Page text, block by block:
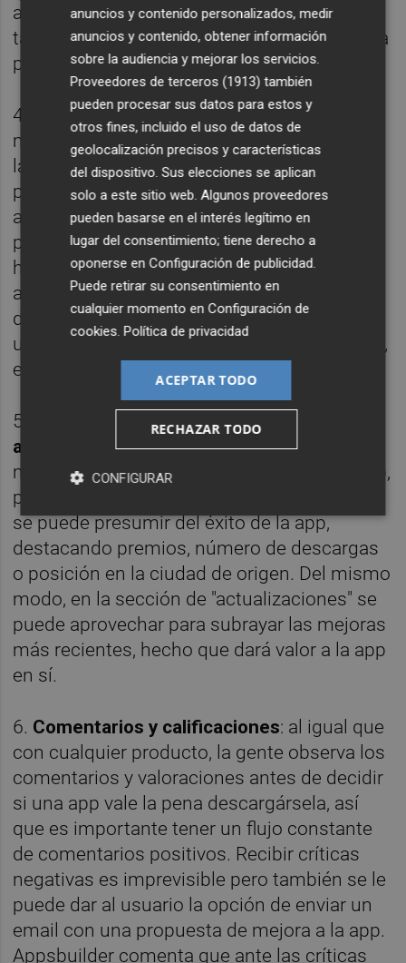
app va a publicarse en varios mercados,
también habrá que usar capturas de pantalla
para asegurar mejores resultados.
4. App previews y propuesta de venta
mismo modo que las capturas de pantalla,
las vistas previas de la app mediante video
presentan su contenido, en este caso, en
acción, y tienen que centrarse en la
propuesta de venta y objetivo de la
herramienta, lo que ayudará a atraer la
atención del usuario y convencerlo para la
descarga. Appsbuilder recomienda no hacer
uso de la voz en off si no es 100% necesario,
en el momento de dirigirse a otros países
5.
Aprovechar las descripciones y
actualizaciones: la descripción resume la
marca y desvela las características de la app,
pero, ¿por qué no ir más allá? Es aquí donde
se puede presumir del éxito de la app,
destacando premios, número de descargas
o posición en la ciudad de origen. Del mismo
modo, en la sección de "actualizaciones" se
puede aprovechar para subrayar las mejoras
más recientes, hecho que dará valor a la app
en sí.
6. Comentarios y calificaciones: al igual que
con cualquier producto, la gente observa los
comentarios y valoraciones antes de decidir
si una app vale la pena descargársela, así
que es importante tener un flujo constante
de comentarios positivos. Recibir críticas
negativas es imprevisible pero también se le
puede dar al usuario la opción de enviar un
email con una propuesta de mejora a la app.
Appsbuilder comenta que ante las críticas
anuncios y contenido personalizados, medir
anuncios y contenido, obtener información
sobre la audiencia y mejorar los servicios.
Proveedores de terceros (1913) también
pueden procesar sus datos para estos y
otros fines, incluido el uso de datos de
geolocalización precisos y características
del dispositivo. Sus elecciones se aplican
solo a este sitio web. Algunos proveedores
pueden basarse en el interés legítimo en
lugar del consentimiento; tiene derecho a
oponerse enConfiguración de publicidad.
Puede retirar su consentimiento en
cualquier momento enConfiguración de
cookies.Política de privacidad
ACEPTAR TODO
RECHAZAR TODO
CONFIGURAR